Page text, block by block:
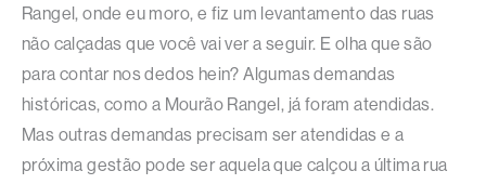
Rangel, onde eu moro, e fiz um levantamento das ruas
não calçadas que você vai ver a seguir. E olha que são
para contar nos dedos hein? Algumas demandas
históricas, como a Mourão Rangel, já foram atendidas.
Mas outras demandas precisam ser atendidas e a
próxima gestão pode ser aquela que calçou a última rua